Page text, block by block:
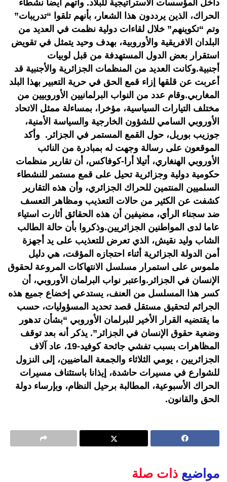
داخل المؤسسات الاستراتيجية للبلاد. واتهم أيضا نشطاء
الحراك، الذين يرددون هذا الشعار، بأنهم تلقوا “تدريبات”
وتم “تكوينهم” خلال لقاءات دولية نظمت في العديد من
البلدان الافريقية والأوروبية، بهدف وحيد يتمثل في تقويض
استقرار بعض الدول المستهدفة من قبل لوبيات
أجنبية.وكانت العديد من المنظمات الجزائرية والأجنبية قد
أعربت عن قلقها إزاء قمع الحق في حرية التعبير بهذا البلد
المغاربي.وقام عدد من النواب البرلمانيين الأوروبيين من
مختلف التيارات السياسية، مؤخرا، بمساءلة ممثل الاتحاد
الأوروبي السامي للشؤون الخارجية والسياسة الأمنية،
جوزيب بوريل، حول القمع المستمر في الجزائر. وأكد
الموقعون على رسالة وجهت له بمبادرة من النائب
الأوروبي الهنغاري، أتيلا أرا-كوفاكس، أن تقارير منظمات
حكومية دولية وجزائرية تحيل على قمع مستمر للنشطاء
السلميين المنتمين للحراك الجزائري، وأن هذه التقارير
كشفت عن الكثير من حالات التعذيب ومظاهر التعسف
ضد سجناء الرأي، مضيفين أن هذه الحقائق أثارت استياء
عاما لدى المواطنين الجزائريين.وذكروا بأن حالة الطالب
الشاب وليد نقيش، الذي تعرض للتعذيب على يد أجهزة
أمن الدولة الجزائرية أثناء احتجازه المؤقت، هي دليل
ملموس على استمرار مسلسل الانتهاكات المروعة لحقوق
الإنسان في الجزائر.واعتبر نواب البرلمان الأوروبي، أن
كسر هذا المسلسل من العنف، يستدعي إخضاع جميع هذه
الجرائم لتحقيق مستقل قصد تحديد المسؤوليات، حسب
ما يقتضيه القرار الأخير للبرلمان الأوروبي “بشأن تدهور
وضعية حقوق الإنسان في الجزائر”. يذكر أنه بعد توقف
المظاهرات بسبب تفشي جائحة كوفيد-19، عاد آلاف
الجزائريين ، يومي الثلاثاء والجمعة الماضيين، إلى النزول
للشوارع في مسيرات حاشدة، إيذانا باستئناف مسيرات
الحراك الأسبوعية، المطالبة برحيل النظام، وبإرساء دولة
الحق والقانون.
مواضيع ذات صلة